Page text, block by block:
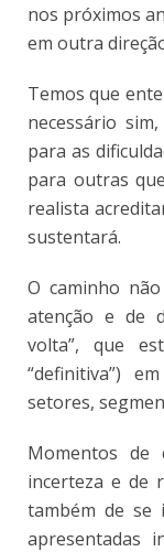
nos próximos
em outra
Temos que
necessário
para as
para outras
realista
sustentará.
O caminho
atenção e de
volta”, que
“definitiva”)
setores,
Momentos de
incerteza e de
também de se
apresentadas